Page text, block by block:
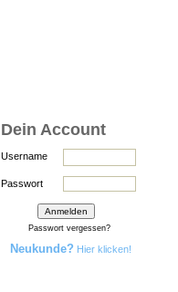
Dein Account
Username
Passwort
Passwort vergessen?
Neukunde? Hier klicken!